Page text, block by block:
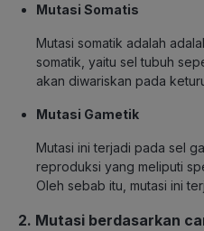
Mutasi Somatis
Mutasi somatik adalah
somatik, yaitu sel tubuh
akan diwariskan pada
Mutasi Gametik
Mutasi ini terjadi pada sel
reproduksi yang meliputi
Oleh sebab itu, mutasi ini
2. Mutasi berdasarkan